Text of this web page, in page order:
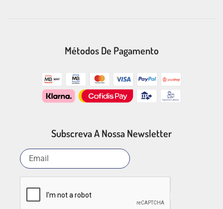
Métodos De Pagamento
Subscreva A Nossa Newsletter